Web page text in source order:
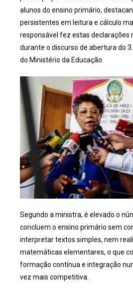
alunos do ensino primário,
persistentes em leitura e cálculo
responsável fez estas declarações
durante o discurso de abertura do
do Ministério da Educação.
Segundo a ministra, é elevado o
concluem o ensino primário sem
interpretar textos simples, nem
matemáticas elementares, o que
formação contínua e integração
vez mais competitiva.